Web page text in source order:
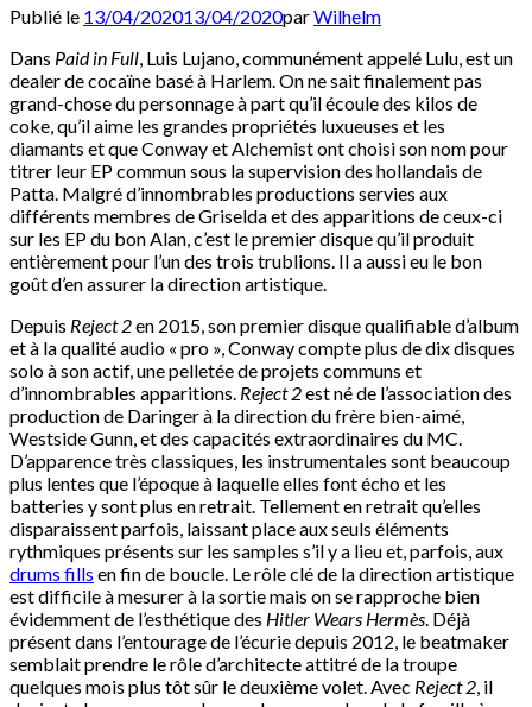
Publié le 13/04/202013/04/2020parWilhelm
Dans Paid in Full, Luis Lujano, communément appelé Lulu, est un
dealer de cocaïne basé à Harlem. On ne sait finalement pas
grand-chose du personnage à part qu’il écoule des kilos de
coke, qu’il aime les grandes propriétés luxueuses et les
diamants et que Conway et Alchemist ont choisi son nom pour
titrer leur EP commun sous la supervision des hollandais de
Patta. Malgré d’innombrables productions servies aux
différents membres de Griselda et des apparitions de ceux-ci
sur les EP du bon Alan, c’est le premier disque qu’il produit
entièrement pour l’un des trois trublions. Il a aussi eu le bon
goût d’en assurer la direction artistique.
Depuis Reject 2en 2015, son premier disque qualifiable d’album
et à la qualité audio « pro », Conway compte plus de dix disques
solo à son actif, une pelletée de projets communs et
d’innombrables apparitions. Reject 2est né de l’association des
production de Daringer à la direction du frère bien-aimé,
Westside Gunn, et des capacités extraordinaires du MC.
D’apparence très classiques, les instrumentales sont beaucoup
plus lentes que l’époque à laquelle elles font écho et les
batteries y sont plus en retrait. Tellement en retrait qu’elles
disparaissent parfois, laissant place aux seuls éléments
rythmiques présents sur les samples s’il y a lieu et, parfois, aux
drums fills en fin de boucle. Le rôle clé de la direction artistique
est difficile à mesurer à la sortie mais on se rapproche bien
évidemment de l’esthétique des Hitler Wears Hermès. Déjà
présent dans l’entourage de l’écurie depuis 2012, le beatmaker
semblait prendre le rôle d’architecte attitré de la troupe
quelques mois plus tôt sûr le deuxième volet. Avec Reject 2, il